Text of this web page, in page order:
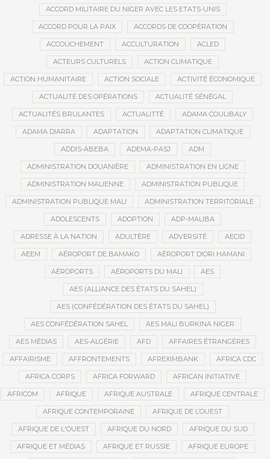
ACCORD MILITAIRE DU NIGER AVEC LES ETATS-UNIS
ACCORD POUR LA PAIX ACCORDS DE COOPÉRATION
ACCOUCHEMENT ACCULTURATION ACLED
ACTEURS CULTURELS ACTION CLIMATIQUE
ACTION HUMANITAIRE ACTION SOCIALE ACTIVITÉ ÉCONOMIQUE
ACTUALITÉ DES OPÉRATIONS ACTUALITÉ SÉNÉGAL
ACTUALITÉS BRULANTES ACTUALITTÉ ADAMA COULIBALY
ADAMA DIARRA ADAPTATION ADAPTATION CLIMATIQUE
ADDIS-ABEBA ADEMA-PASJ ADM
ADMINISTRATION DOUANIÈRE ADMINISTRATION EN LIGNE
ADMINISTRATION MALIENNE ADMINISTRATION PUBLIQUE
ADMINISTRATION PUBLIQUE MALI ADMINISTRATION TERRITORIALE
ADOLESCENTS ADOPTION ADP-MALIBA
ADRESSE À LA NATION ADULTÈRE ADVERSITÉ AECID
AEEM AÉROPORT DE BAMAKO AÉROPORT DIORI HAMANI
AÉROPORTS AÉROPORTS DU MALI AES
AES (ALLIANCE DES ÉTATS DU SAHEL)
AES (CONFÉDÉRATION DES ÉTATS DU SAHEL)
AES CONFÉDÉRATION SAHEL AES MALI BURKINA NIGER
AES MÉDIAS AES-ALGÉRIE AFD AFFAIRES ÉTRANGÈRES
AFFAIRISME AFFRONTEMENTS AFREXIMBANK AFRICA CDC
AFRICA CORPS AFRICA FORWARD AFRICAN INITIATIVE
AFRICOM AFRIQUE AFRIQUE AUSTRALE AFRIQUE CENTRALE
AFRIQUE CONTEMPORAINE AFRIQUE DE L’OUEST
AFRIQUE DE L'OUEST AFRIQUE DU NORD AFRIQUE DU SUD
AFRIQUE ET MÉDIAS AFRIQUE ET RUSSIE AFRIQUE EUROPE